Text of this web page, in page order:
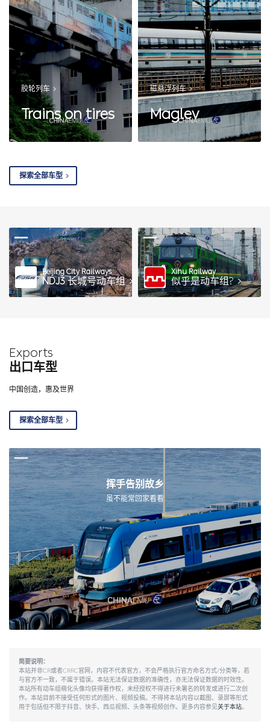
胶轮列车
Trains on tires
磁悬浮列车
Maglev
探索全部车型
Beijing City Railways
NDJ3长城号动车组
Xihu Railway
似乎是动车组?
Exports
出口车型
中国创造，惠及世界
探索全部车型
挥手告别故乡
虽不能常回家看看
简要说明：
本站并非CR或者CRRC官网，内容不代表官方，不会严格执行官方命名方式/分类等，若
与官方不一致，不属于错误。本站无法保证数据的准确性，亦无法保证数据的时效性。
本站所有动车组萌化头像均获得著作权，未经授权不得进行未署名的转发或进行二次创
作。本站目前不接受任何形式的图片、视频投稿。不得将本站内容以截图、录屏等形式
用于包括但不限于抖音、快手、西瓜视频、头条等视频创作。更多内容参见关于本站。